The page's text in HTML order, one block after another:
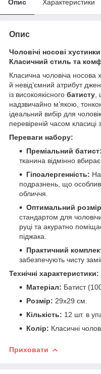
Опис Характеристики
Опис
Чоловічі носові
Класичний стиль та
Класична чоловіча носова
й невід’ємний атрибут
із високоякісного батисту
надзвичайно м’якою,
ідеальний вибір для
перевіреній часом класиці
Переваги набору:
Преміальний батист:
тканина відмінно
Гіпоалергенність:
подразнень, що
обличчя.
Оптимальний
стандартом для
руці та акуратно
піджака.
Практичний
забезпечують чисту
Технічні характеристики:
Матеріал: Батист
Розмір: 29х29 см.
Кількість: 12 шт. в
Колір: Класичні
Приховати